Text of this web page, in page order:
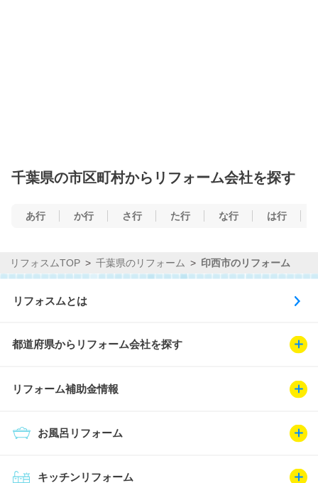
千葉県の市区町村からリフォーム会社を探す
あ行 か行 さ行 た行 な行 は行
リフォスムTOP 千葉県のリフォーム 印西市のリフォーム
リフォスムとは
都道府県からリフォーム会社を探す
リフォーム補助金情報
キッチンリフォーム
お風呂リフォーム